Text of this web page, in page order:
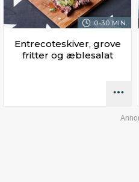
0-30 MIN.
Entrecoteskiver, grove
fritter og æblesalat